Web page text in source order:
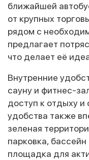
ближайшей
от крупных
рядом с
предлагает
что делает её
Внутренние
сауну и фитнес-
доступ к отдыху
удобства также
зеленая
парковка,
площадка для